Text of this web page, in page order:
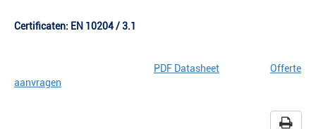
Certificaten: EN 10204 / 3.1
PDF Datasheet
Offerte
aanvragen